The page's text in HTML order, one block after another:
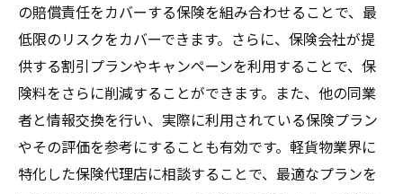
の賠償責任をカバーする保険を組み合わせることで、最
低限のリスクをカバーできます。さらに、保険会社が提
供する割引プランやキャンペーンを利用することで、保
険料をさらに削減することができます。また、他の同業
者と情報交換を行い、実際に利用されている保険プラン
やその評価を参考にすることも有効です。軽貨物業界に
特化した保険代理店に相談することで、最適なプランを